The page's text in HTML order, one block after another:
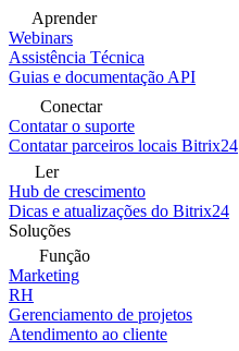
Aprender
Webinars
Assistência Técnica
Guias e documentação API
Conectar
Contatar o suporte
Contatar parceiros locais Bitrix24
Ler
Hub de crescimento
Dicas e atualizações do Bitrix24
Soluções
Função
Marketing
RH
Gerenciamento de projetos
Atendimento ao cliente